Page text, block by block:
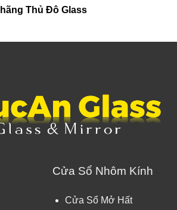
hãng Thủ Đô Glass
Cửa Sổ Nhôm Kính
Cửa Sổ Mở Hất